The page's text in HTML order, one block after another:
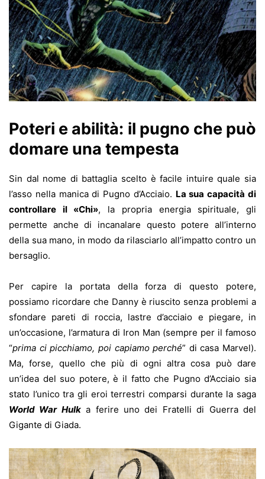
Poteri e abilità: il pugno che può
domare una tempesta
Sin dal nome di battaglia scelto è facile intuire quale sia
l’asso nella manica di Pugno d’Acciaio. La sua capacità di
controllare il «Chi», la propria energia spirituale, gli
permette anche di incanalare questo potere all’interno
della sua mano, in modo da rilasciarlo all’impatto contro un
bersaglio.
Per capire la portata della forza di questo potere,
possiamo ricordare che Danny è riuscito senza problemi a
sfondare pareti di roccia, lastre d’acciaio e piegare, in
un’occasione, l’armatura di Iron Man (sempre per il famoso
“prima ci picchiamo, poi capiamo perché” di casa Marvel).
Ma, forse, quello che più di ogni altra cosa può dare
un’idea del suo potere, è il fatto che Pugno d’Acciaio sia
stato l’unico tra gli eroi terrestri comparsi durante la saga
World War Hulka ferire uno dei Fratelli di Guerra del
Gigante di Giada.